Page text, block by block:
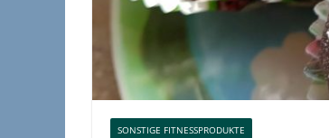
SONSTIGE FITNESSPRODUKTE